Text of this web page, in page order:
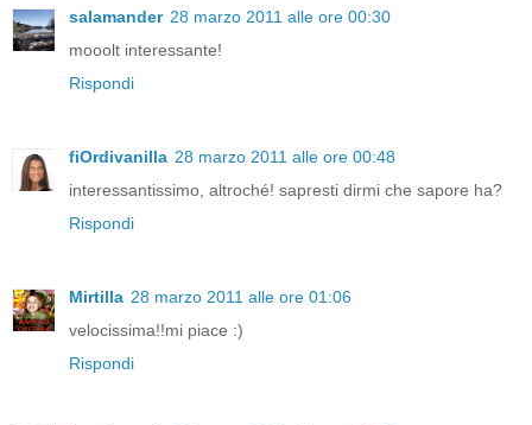
salamander 28 marzo 2011 alle ore 00:30
mooolt interessante!
Rispondi
fiOrdivanilla 28 marzo 2011 alle ore 00:48
interessantissimo, altroché! sapresti dirmi che sapore ha?
Rispondi
Mirtilla 28 marzo 2011 alle ore 01:06
velocissima!!mi piace :)
Rispondi